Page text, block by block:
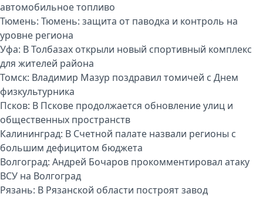
автомобильное топливо
Тюмень: Тюмень: защита от паводка и контроль на
уровне региона
Уфа: В Толбазах открыли новый спортивный комплекс
для жителей района
Томск: Владимир Мазур поздравил томичей с Днем
физкультурника
Псков: В Пскове продолжается обновление улиц и
общественных пространств
Калининград: В Счетной палате назвали регионы с
большим дефицитом бюджета
Волгоград: Андрей Бочаров прокомментировал атаку
ВСУ на Волгоград
Рязань: В Рязанской области построят завод